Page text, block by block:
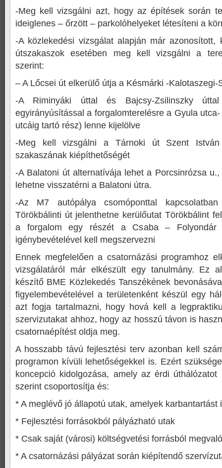
-Meg kell vizsgálni azt, hogy az építések során
ideiglenes – őrzött – parkolóhelyeket létesíteni a
-A közlekedési vizsgálat alapján már azonosított,
útszakaszok esetében meg kell vizsgálni a
szerint:
– A Lőcsei út elkerülő útja a Késmárki -Kalotaszegi-
-A Riminyáki úttal és Bajcsy-Zsilinszky
egyirányúsítással a forgalomterelésre a Gyula
utcáig tartó rész) lenne kijelölve
-Meg kell vizsgálni a Tárnoki út Szent
szakaszának kiépíthetőségét
-A Balatoni út alternatívája lehet a Porcsinrózsa
lehetne visszatérni a Balatoni útra.
-Az M7 autópálya csomóponttal
Törökbálinti út jelenthetne kerülőutat Törökbálint
a forgalom egy részét a Csaba – Folyondár
igénybevételével kell megszervezni
Ennek megfelelően a csatornázási programhoz
vizsgálatáról már elkészült egy tanulmány. Ez
készítő BME Közlekedés Tanszékének
figyelembevételével a területenként készül egy
azt fogja tartalmazni, hogy hová kell a
szervizutakat ahhoz, hogy az hosszú távon is
csatornaépítést oldja meg.
A hosszabb távú fejlesztési terv azonban kell
programon kívüli lehetőségekkel is. Ezért
koncepció kidolgozása, amely az érdi
szerint csoportosítja és:
* A meglévő jó állapotú utak, amelyek karbantartást
* Fejlesztési forrásokból pályázható utak
* Csak saját (városi) költségvetési forrásból
* A csatornázási pályázat során kiépítendő